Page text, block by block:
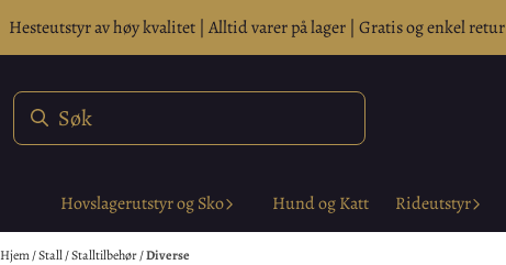
Hopp til innhold
Hesteutstyr av høy kvalitet | Alltid varer på lager | Gratis og enkel retur
Hovslagerutstyr og Sko Hund og Katt Rideutstyr
Hjem/Stall/Stalltilbehør/Diverse